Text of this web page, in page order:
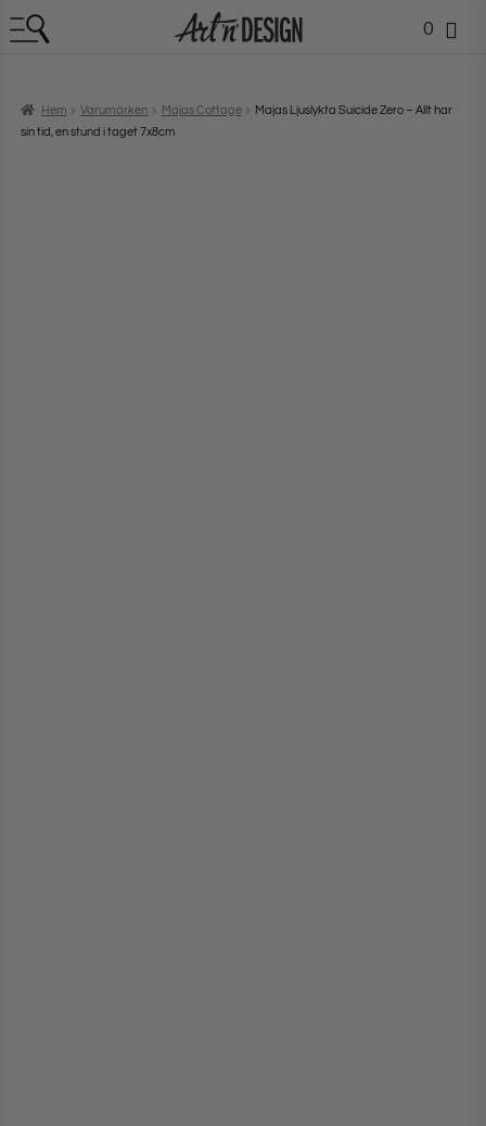
0
Hem Varumärken Majas Cottage
Majas Ljuslykta Suicide Zero – Allt har
sin tid, en stund i taget 7x8cm